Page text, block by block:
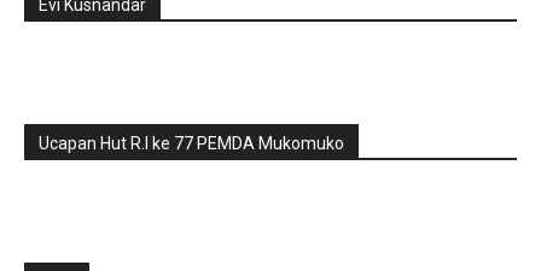
Evi Kusnandar
Ucapan Hut R.I ke 77 PEMDA Mukomuko